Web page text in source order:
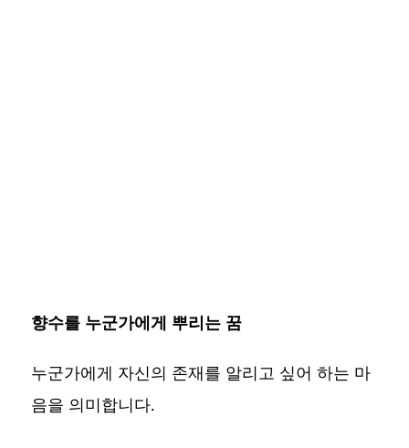
향수를 누군가에게 뿌리는 꿈
누군가에게 자신의 존재를 알리고 싶어 하는 마
음을 의미합니다.